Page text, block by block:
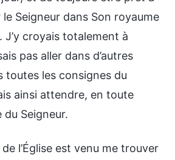
Seigneur dans Son royaume
J’y croyais totalement à
pas aller dans d’autres
toutes les consignes du
ainsi attendre, en toute
du Seigneur.
l’Église est venu me trouver